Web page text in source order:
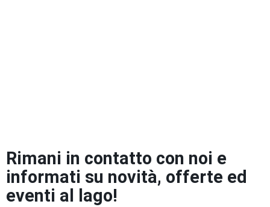
Rimani in contatto con noi e
informati su novità, offerte ed
eventi al lago!